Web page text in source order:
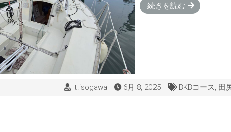
続きを読む
t.isogawa 6月 8, 2025 BKBコース 田